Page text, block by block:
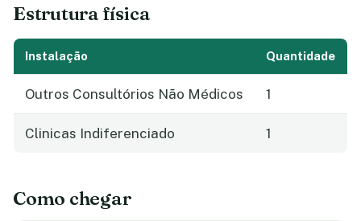
Estrutura física
Instalação Quantidade
Outros Consultórios Não Médicos 1
Clinicas Indiferenciado 1
Como chegar